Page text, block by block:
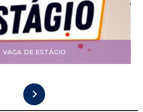
VAGA DE ESTÁGIO